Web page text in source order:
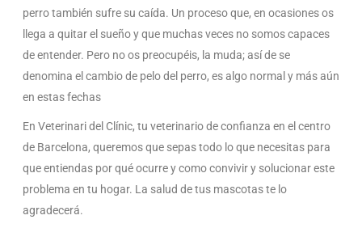
perro también sufre su caída. Un proceso que, en ocasiones os
llega a quitar el sueño y que muchas veces no somos capaces
de entender. Pero no os preocupéis, la muda; así de se
denomina el cambio de pelo del perro, es algo normal y más aún
en estas fechas
En Veterinari del Clínic, tu veterinario de confianza en el centro
de Barcelona, queremos que sepas todo lo que necesitas para
que entiendas por qué ocurre y como convivir y solucionar este
problema en tu hogar. La salud de tus mascotas te lo
agradecerá.